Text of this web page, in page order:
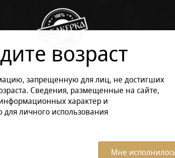
СИГАРЫ СИГАРИЛЛЫ
возраст
запрещенную для лиц, не достигших
Сведения, размещенные на сайте,
характер и
личного использования
Мне